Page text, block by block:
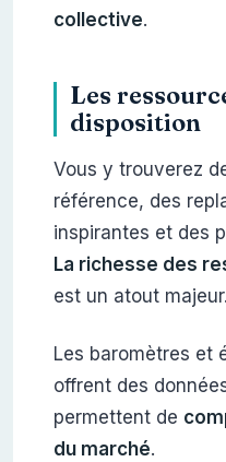
collective.
Les
disposition
Vous y trouverez
référence, des
inspirantes et des
La richesse des
est un atout majeur.
Les baromètres et
offrent des
permettent de
du marché.